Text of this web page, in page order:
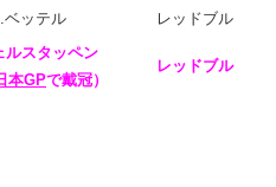
ベッテル レッドブル
ルスタッペン
本GPで戴冠）
レッドブル